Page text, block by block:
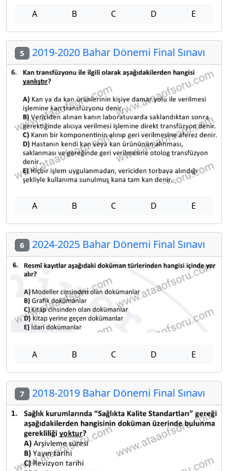
A B C D E
5 2019-2020 Bahar Dönemi Final Sınavı
A B C D E
6 2024-2025 Bahar Dönemi Final Sınavı
A B C D E
7 2018-2019 Bahar Dönemi Final Sınavı